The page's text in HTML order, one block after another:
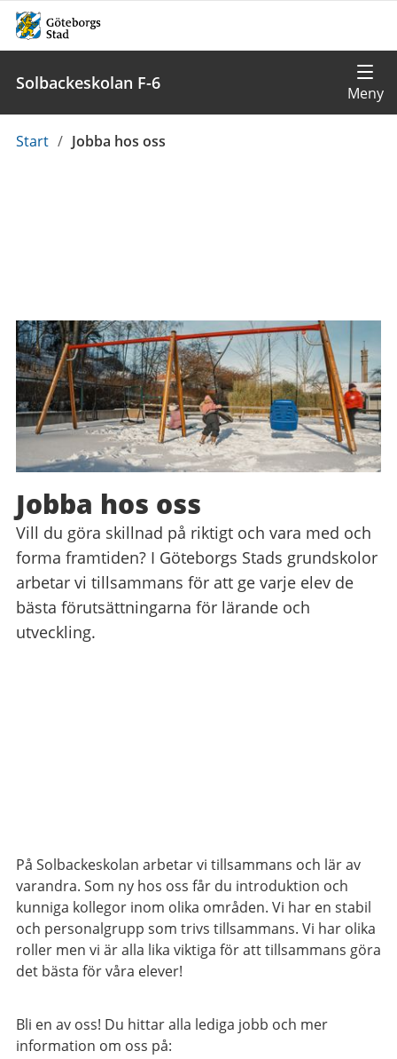
Solbackeskolan F-6
Du
Start / Jobba hos oss
Jobba hos oss
Vill du göra skillnad på riktigt och vara med och
forma framtiden? I Göteborgs Stads grundskolor
arbetar vi tillsammans för att ge varje elev de
bästa förutsättningarna för lärande och
utveckling.
På Solbackeskolan arbetar vi tillsammans och lär av
varandra. Som ny hos oss får du introduktion och
kunniga kollegor inom olika områden. Vi har en stabil
och personalgrupp som trivs tillsammans. Vi har olika
roller men vi är alla lika viktiga för att tillsammans göra
det bästa för våra elever!
Bli en av oss! Du hittar alla lediga jobb och mer
information om oss på: